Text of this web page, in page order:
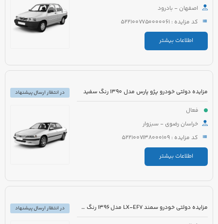
اصفهان - بادرود
کد مزایده : 5221007750000061
اطلاعات بیشتر
مزایده دولتی خودرو پژو پارس مدل 1390 رنگ سفید
فعال
خراسان رضوی - سبزوار
کد مزایده : 5221007138000109
اطلاعات بیشتر
در انتظار ارسال پیشنهاد
مزایده دولتی خودرو سمند LX-EF7 مدل 1396 رنگ سفید
در انتظار ارسال پیشنهاد